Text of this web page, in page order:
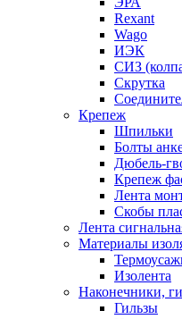
Rexant
Wago
ИЭК
СИЗ
Скрутка
Крепеж
Шпильки
Болты
Дюбель-
Крепеж
Лента
Скобы
Лента
Материалы
Изолента
Наконечники,
Гильзы